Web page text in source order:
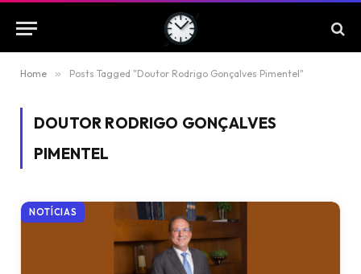
Home » Posts Tagged "Doutor Rodrigo Gonçalves Pimentel"
DOUTOR RODRIGO GONÇALVES
PIMENTEL
NOTÍCIAS